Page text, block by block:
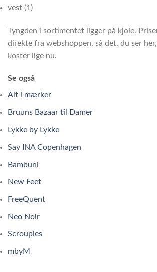
vest (1)
Tyngden i sortimentet ligger på kjole.
direkte fra webshoppen, så det, du ser
koster lige nu.
Se også
Alt i mærker
Bruuns Bazaar til Damer
Lykke by Lykke
Say INA Copenhagen
Bambuni
New Feet
FreeQuent
Neo Noir
Scrouples
mbyM